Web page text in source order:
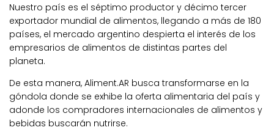
Nuestro país es el séptimo productor y décimo tercer
exportador mundial de alimentos, llegando a más de 180
países, el mercado argentino despierta el interés de los
empresarios de alimentos de distintas partes del
planeta.
De esta manera, Aliment.AR busca transformarse en la
góndola donde se exhibe la oferta alimentaria del país y
adonde los compradores internacionales de alimentos y
bebidas buscarán nutrirse.